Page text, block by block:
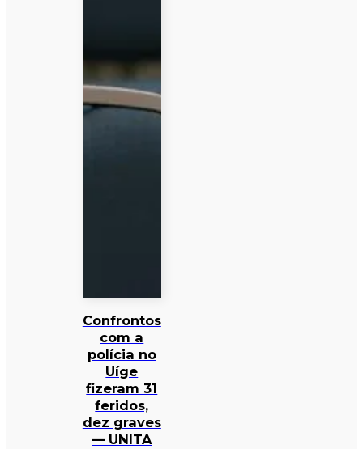
Confrontos
com a
polícia no
Uíge
fizeram 31
feridos,
dez graves
— UNITA